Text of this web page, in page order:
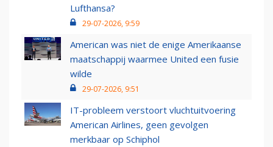
Lufthansa?
29-07-2026, 9:59
American was niet de enige Amerikaanse
maatschappij waarmee United een fusie
wilde
29-07-2026, 9:51
IT-probleem verstoort vluchtuitvoering
American Airlines, geen gevolgen
merkbaar op Schiphol